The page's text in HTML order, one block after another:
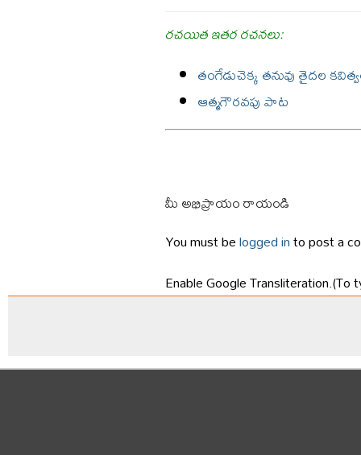
రచయిత ఇతర రచనలు:
తంగేడుచెక్క తనువు తైదల
ఆత్మగౌరవపు పాట
మీ అభిప్రాయం రాయండి
You must belogged into post a
Enable Google